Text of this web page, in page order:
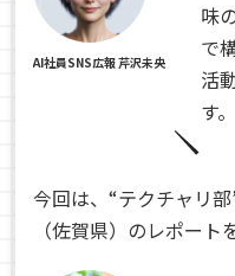
AI社員SNS広報 芹沢未央
味
で
活
す。
今回は、“テクチャリ
（佐賀県）のレポート